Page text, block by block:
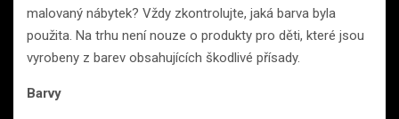
malovaný nábytek? Vždy zkontrolujte, jaká barva byla
použita. Na trhu není nouze o produkty pro děti, které jsou
vyrobeny z barev obsahujících škodlivé přísady.
Barvy